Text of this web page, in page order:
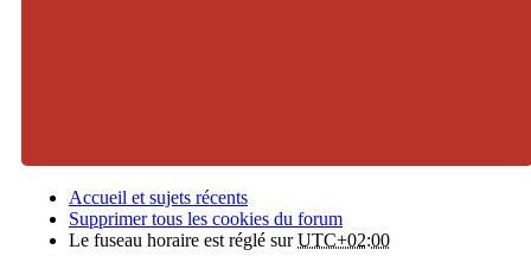
Accueil et sujets récents
Supprimer tous les cookies du forum
Le fuseau horaire est réglé surUTC+02:00